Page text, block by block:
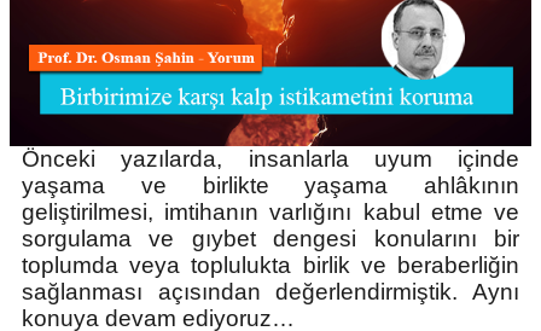
Önceki yazılarda, insanlarla uyum içinde
yaşama ve birlikte yaşama ahlâkının
geliştirilmesi, imtihanın varlığını kabul etme ve
sorgulama ve gıybet dengesi konularını bir
toplumda veya toplulukta birlik ve beraberliğin
sağlanması açısından değerlendirmiştik. Aynı
konuya devam ediyoruz…